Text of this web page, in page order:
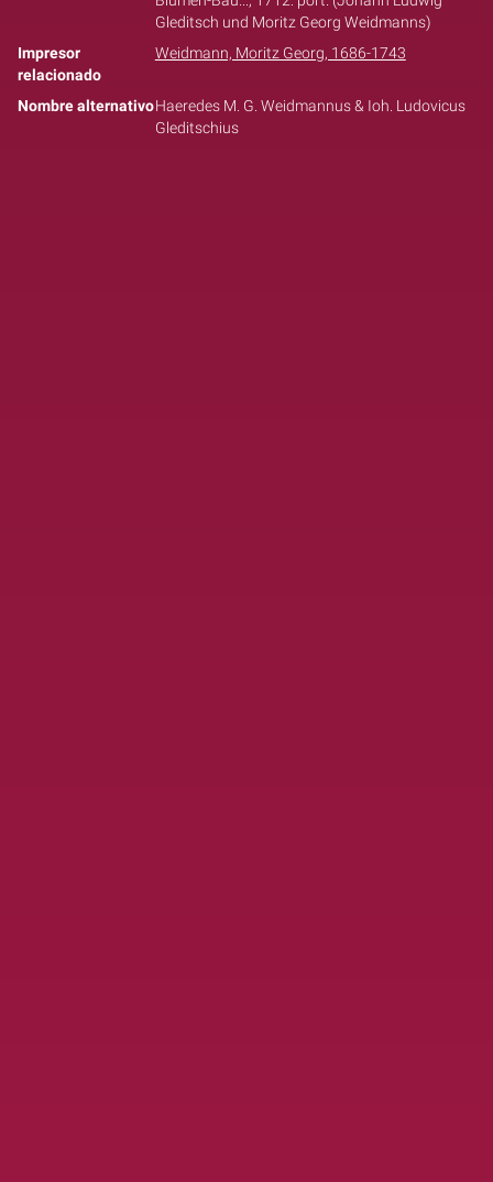
Gleditsch und Moritz Georg Weidmanns)
Impresor
relacionado
Weidmann, Moritz Georg, 1686-1743
Nombre alternativoHaeredes M. G. Weidmannus & Ioh. Ludovicus
Gleditschius